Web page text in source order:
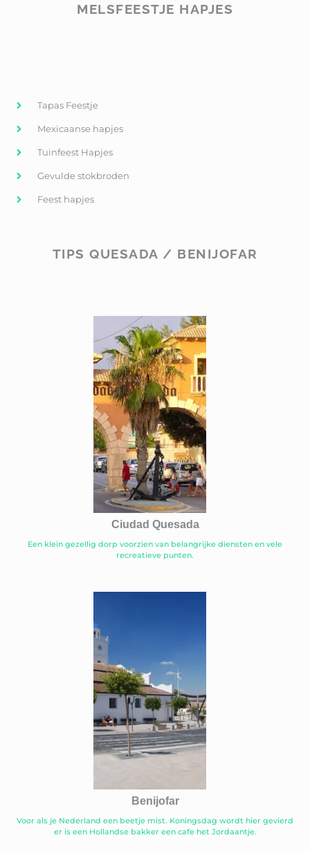
MELSFEESTJE HAPJES
Tapas Feestje
Mexicaanse hapjes
Tuinfeest Hapjes
Gevulde stokbroden
Feest hapjes
TIPS QUESADA / BENIJOFAR
Ciudad Quesada
Een klein gezellig dorp voorzien van belangrijke diensten en vele
recreatieve punten.
Benijofar
Voor als je Nederland een beetje mist. Koningsdag wordt hier gevierd
er is een Hollandse bakker een cafe het Jordaantje.